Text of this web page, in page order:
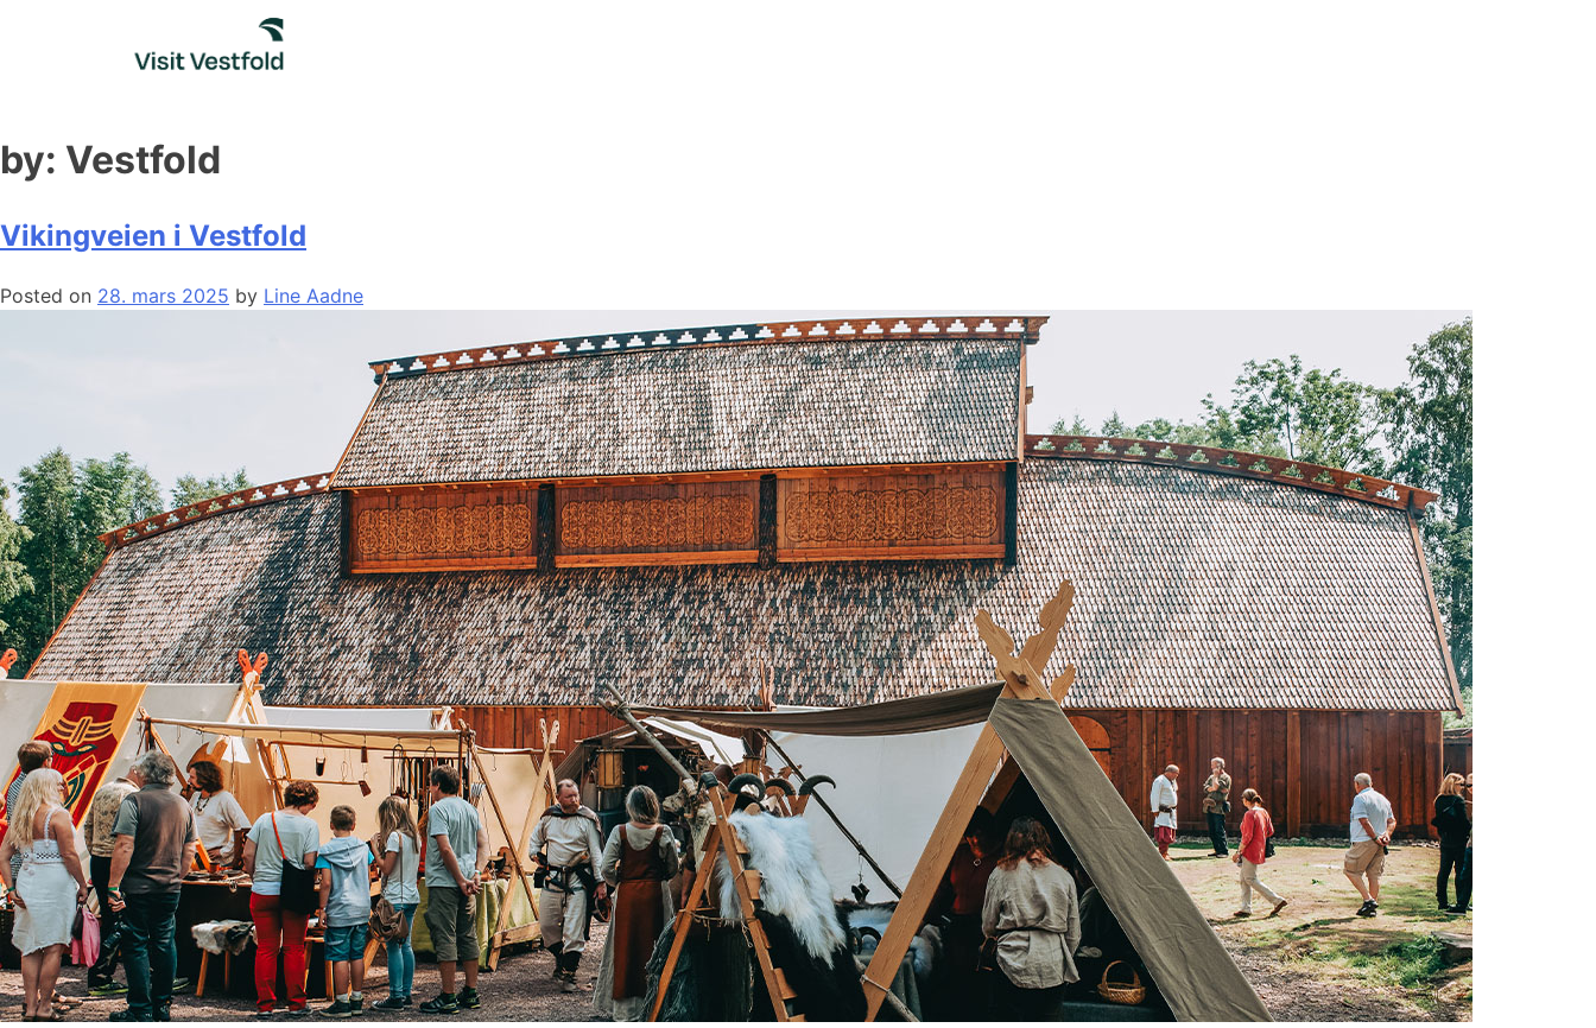
by: Vestfold
Vikingveien i Vestfold
Posted on 28. mars 2025 by Line Aadne